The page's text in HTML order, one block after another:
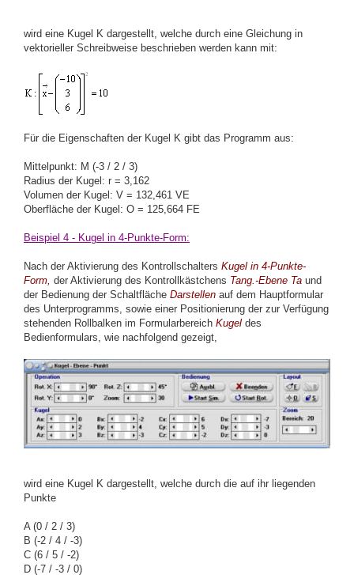
wird eine Kugel K dargestellt, welche durch eine Gleichung in
vektorieller Schreibweise beschrieben werden kann mit:
Für die Eigenschaften der Kugel K gibt das Programm aus:
Mittelpunkt: M (-3 / 2 / 3)
Radius der Kugel: r = 3,162
Volumen der Kugel: V = 132,461 VE
Oberfläche der Kugel: O = 125,664 FE
Beispiel 4 - Kugel in 4-Punkte-Form:
Nach der Aktivierung des Kontrollschalters Kugel in 4-Punkte-
Form, der Aktivierung des Kontrollkästchens Tang.-Ebene Ta und
der Bedienung der Schaltfläche Darstellen auf dem Hauptformular
des Unterprogramms, sowie einer Positionierung der zur Verfügung
stehenden Rollbalken im Formularbereich Kugel des
Bedienformulars, wie nachfolgend gezeigt,
wird eine Kugel K dargestellt, welche durch die auf ihr liegenden
Punkte
A (0 / 2 / 3)
B (-2 / 4 / -3)
C (6 / 5 / -2)
D (-7 / -3 / 0)